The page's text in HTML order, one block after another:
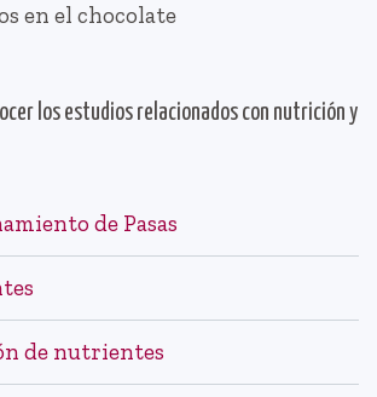
en el chocolate
los estudios relacionados con nutrición y
de Pasas
de nutrientes